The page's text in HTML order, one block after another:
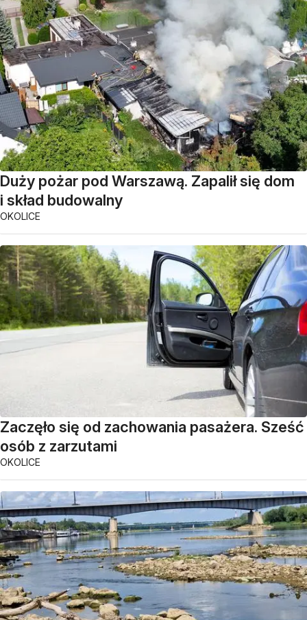
Duży pożar pod Warszawą. Zapalił się dom
i skład budowalny
OKOLICE
Zaczęło się od zachowania pasażera. Sześć
osób z zarzutami
OKOLICE